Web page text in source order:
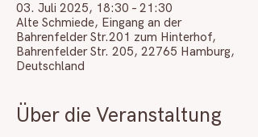
03. Juli 2025, 18:30 – 21:30
Alte Schmiede, Eingang an der
Bahrenfelder Str.201 zum Hinterhof,
Bahrenfelder Str. 205, 22765 Hamburg,
Deutschland
Über die Veranstaltung